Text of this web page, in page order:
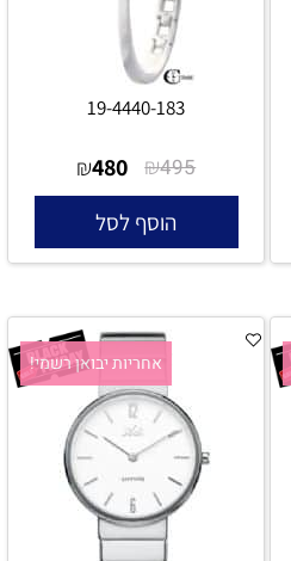
19-4440-183
₪495
₪480
הוסף לסל
אחריות יבואן רשמי!